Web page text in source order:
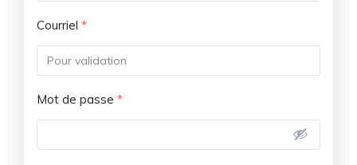
Courriel *
Mot de passe *